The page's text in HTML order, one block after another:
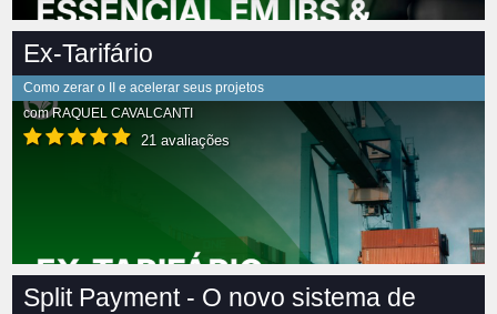
Ex-Tarifário
Como zerar o II e acelerar seus projetos
comRAQUEL CAVALCANTI
21 avaliações
Split Payment - O novo sistema de